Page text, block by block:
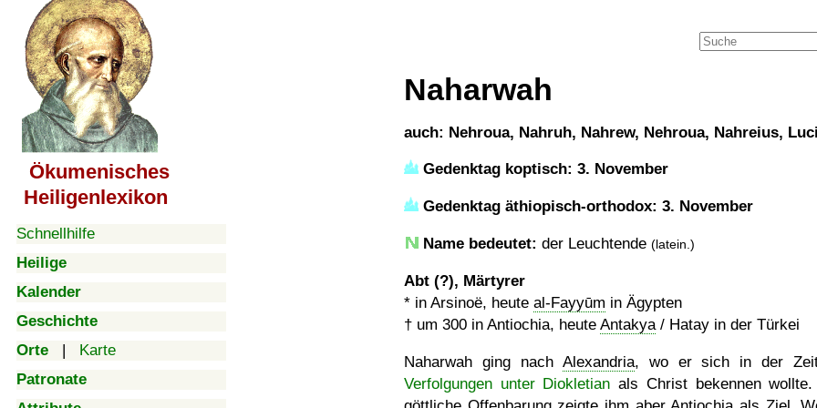
Ökumenisches
Heiligenlexikon
Schnellhilfe
Heilige
Kalender
Geschichte
Orte | Karte
Patronate
Naharwah
auch: Nehroua, Nahruh, Nahrew, Nehroua, Nahreius,
Gedenktag koptisch: 3. November
Gedenktag äthiopisch-orthodox: 3. November
Name bedeutet: der Leuchtende (latein.)
Abt (?), Märtyrer
* in Arsinoë, heute al-Fayyūm in Ägypten
† um 300 in Antiochia, heute Antakya/ Hatay in der Türkei
Naharwah ging nach Alexandria, wo er sich in der
Verfolgungen unter Diokletian als Christ bekennen wollte.